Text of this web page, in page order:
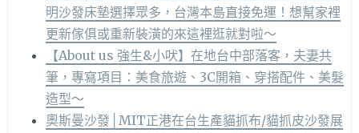
明沙發床墊選擇眾多，台灣本島直接免運！想幫家裡
更新傢俱或重新裝潢的來這裡逛就對啦～
【About us 強生&小吠】在地台中部落客，夫妻共
筆，專寫項目：美食旅遊、3C開箱、穿搭配件、美髮
造型～
奧斯曼沙發│MIT正港在台生產貓抓布/貓抓皮沙發展